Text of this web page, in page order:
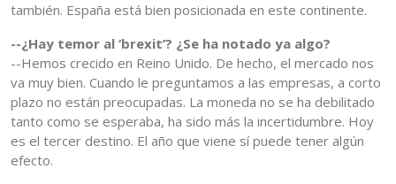
también. España está bien posicionada en este continente.
--¿Hay temor al ‘brexit’? ¿Se ha notado ya algo?
--Hemos crecido en Reino Unido. De hecho, el mercado nos
va muy bien. Cuando le preguntamos a las empresas, a corto
plazo no están preocupadas. La moneda no se ha debilitado
tanto como se esperaba, ha sido más la incertidumbre. Hoy
es el tercer destino. El año que viene sí puede tener algún
efecto.